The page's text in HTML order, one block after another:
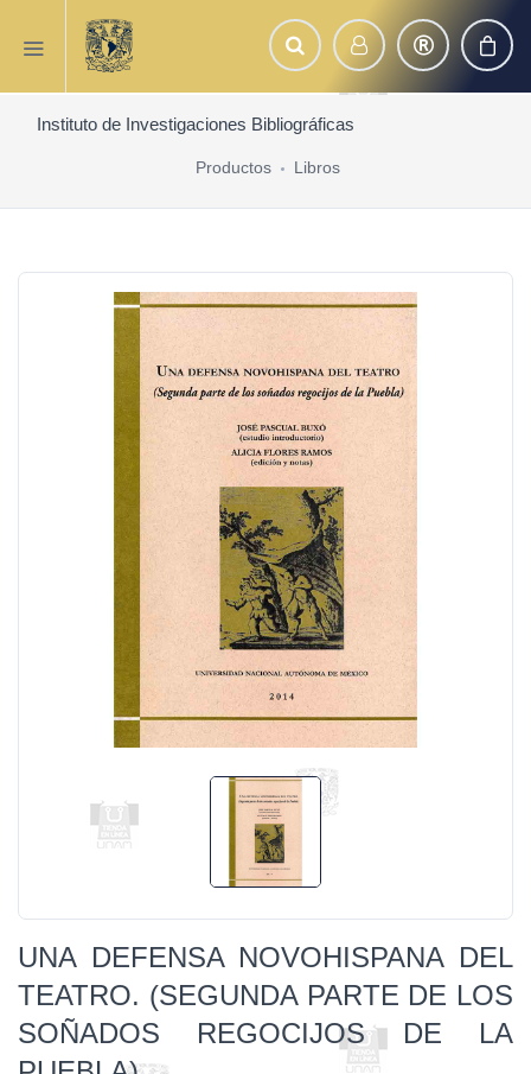
Instituto de Investigaciones Bibliográficas
Productos Libros
UNA DEFENSA NOVOHISPANA DEL
TEATRO. (SEGUNDA PARTE DE LOS
SOÑADOS REGOCIJOS DE LA